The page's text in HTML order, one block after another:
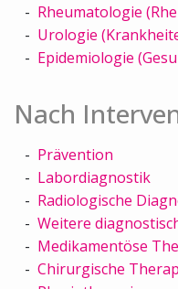
Rheumatologie
Urologie
Epidemiologie
Nach
Prävention
Labordiagnostik
Radiologische
Weitere
Medikamentöse
Chirurgische